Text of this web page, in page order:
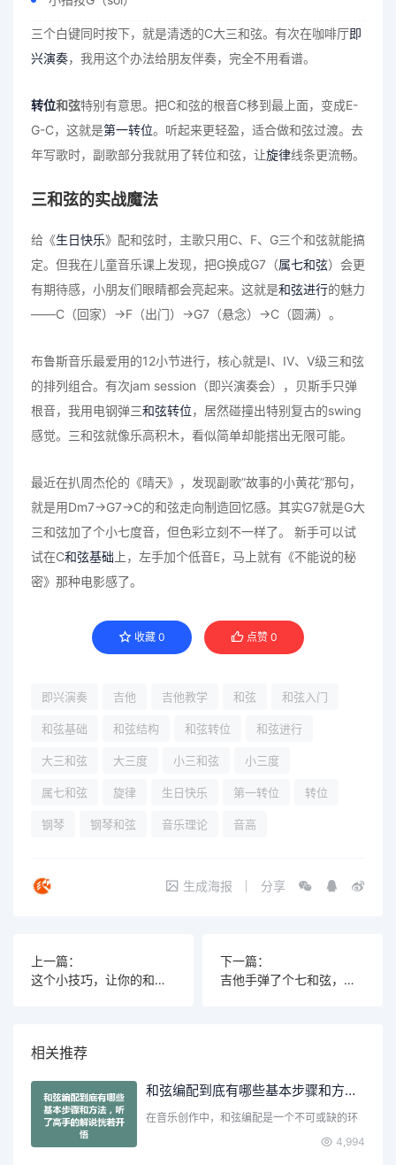
三个白键同时按下，就是清透的C大三和弦。有次在咖啡厅即
兴演奏，我用这个办法给朋友伴奏，完全不用看谱。
转位和弦特别有意思。把C和弦的根音C移到最上面，变成E-
G-C，这就是第一转位。听起来更轻盈，适合做和弦过渡。去
年写歌时，副歌部分我就用了转位和弦，让旋律线条更流畅。
三和弦的实战魔法
给《生日快乐》配和弦时，主歌只用C、F、G三个和弦就能搞
定。但我在儿童音乐课上发现，把G换成G7（属七和弦）会更
有期待感，小朋友们眼睛都会亮起来。这就是和弦进行的魅力
——C（回家）→F（出门）→G7（悬念）→C（圆满）。
布鲁斯音乐最爱用的12小节进行，核心就是I、IV、V级三和弦
的排列组合。有次jam session（即兴演奏会），贝斯手只弹
根音，我用电钢弹三和弦转位，居然碰撞出特别复古的swing
感觉。三和弦就像乐高积木，看似简单却能搭出无限可能。
最近在扒周杰伦的《晴天》，发现副歌”故事的小黄花”那句，
就是用Dm7→G7→C的和弦走向制造回忆感。其实G7就是G大
三和弦加了个小七度音，但色彩立刻不一样了。 新手可以试
试在C和弦基础 上，左手加个低音E，马上就有《不能说的秘
密》那种电影感了。
收藏 0 点赞 0
即兴演奏 吉他 吉他教学 和弦 和弦入门
和弦基础 和弦结构 和弦转位 和弦进行
大三和弦 大三度 小三和弦 小三度
属七和弦 旋律 生日快乐 第一转位 转位
钢琴 钢琴和弦 音乐理论 音高
生成海报 分享
上一篇：
这个小技巧，让你的和弦弹奏瞬间高级感爆棚
下一篇：
吉他手弹了个七和弦，台下观众的反应绝了
相关推荐
和弦编配到底有哪些基本步骤和方法，听了高手的解说恍若开悟
在音乐创作中，和弦编配是一个不可或缺的环
4,994